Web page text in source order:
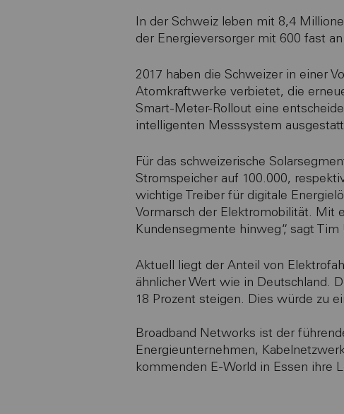
In der Schweiz leben mit 8,4
der Energieversorger mit 600 fast
2017 haben die Schweizer in einer
Atomkraftwerke verbietet, die
Smart-Meter-Rollout eine
intelligenten Messsystem
Für das schweizerische
Stromspeicher auf 100.000,
wichtige Treiber für digitale
Vormarsch der Elektromobilität. Mit
Kundensegmente hinweg“, sagt Tim
Aktuell liegt der Anteil von
ähnlicher Wert wie in Deutschland.
18 Prozent steigen. Dies würde zu
Broadband Networks ist der
Energieunternehmen,
kommenden E-World in Essen ihre